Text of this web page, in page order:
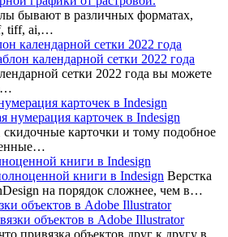
бывают в различных форматах,
tiff, ai,…
календарной сетки 2022 года
сетки 2022 года вы можете
карточек в Indesign
карточки и тому подобное
книги в Indesign
Верстка
на порядок сложнее, чем в…
объектов в Adobe Illustrator
привязка объектов друг к другу в